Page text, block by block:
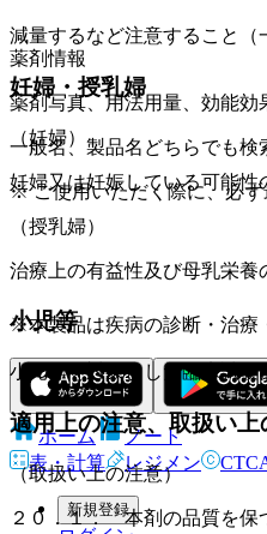
減量するなど注意すること（
妊婦・授乳婦
（妊婦）
妊婦又は妊娠している可能性
（授乳婦）
治療上の有益性及び母乳栄養
小児等
小児等を対象とした臨床試験
適用上の注意、取扱い上
（取扱い上の注意）
２０．１． 本剤の品質を保
薬剤情報
薬剤写真、用法用量、効能効
一般名、製品名どちらでも検
※ ご使用いただく際に、必
※本製品は疾病の診断・治療
ホーム
ノート
表・計算
レジメン
新規登録